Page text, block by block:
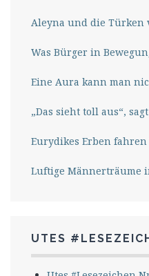
Aleyna und die Türken
Was Bürger in
Eine Aura kann man
„Das sieht toll aus“,
Eurydikes Erben
Luftige Männerträume
UTES